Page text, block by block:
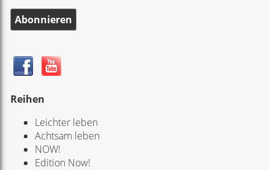
Abonnieren
Reihen
Leichter leben
Achtsam leben
NOW!
Edition Now!